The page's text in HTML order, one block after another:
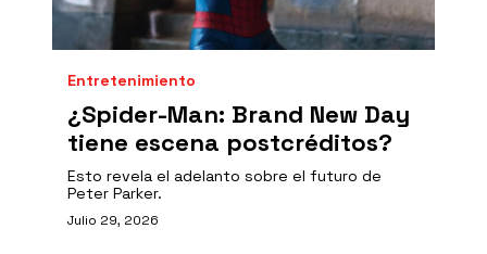
Entretenimiento
¿Spider-Man: Brand New Day
tiene escena postcréditos?
Esto revela el adelanto sobre el futuro de
Peter Parker.
Julio 29, 2026